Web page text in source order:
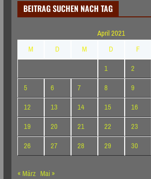
BEITRAG SUCHEN NACH TAG
April 2021
M
D M D F
1
2
5
6 7 8 9
12
13 14 15 16
19
20 21 22 23
26
27 28 29
30
« März Mai »